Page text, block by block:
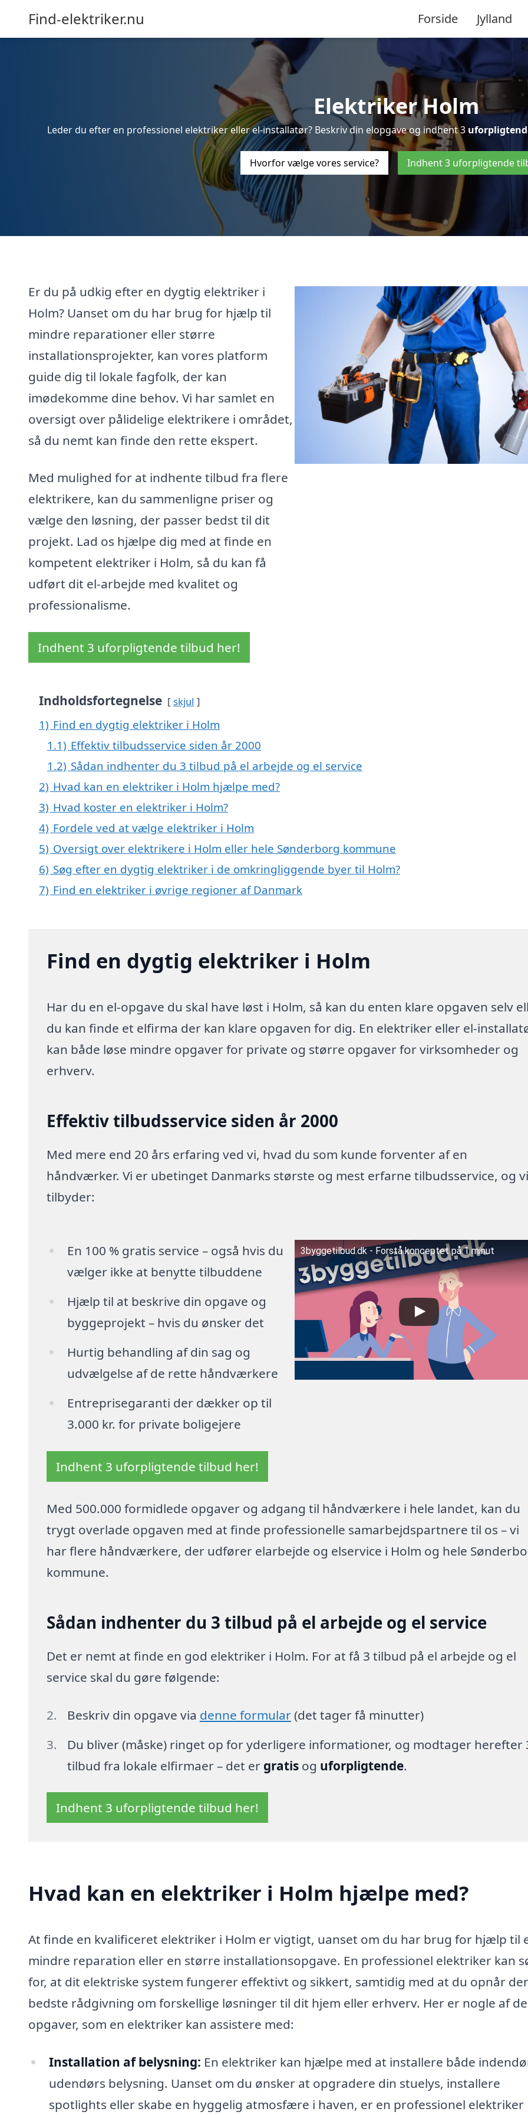
Find-elektriker.nu Forside Jylland
Elektriker Holm
Leder du efter en professionel elektriker eller el-installatør? Beskriv din elopgave og indhent 3
Hvorfor vælge vores service? Indhent 3 uforpligtende
Er du på udkig efter en dygtig elektriker i
Holm? Uanset om du har brug for hjælp til
mindre reparationer eller større
installationsprojekter, kan vores platform
guide dig til lokale fagfolk, der kan
imødekomme dine behov. Vi har samlet en
oversigt over pålidelige elektrikere i området,
så du nemt kan finde den rette ekspert.
Med mulighed for at indhente tilbud fra flere
elektrikere, kan du sammenligne priser og
vælge den løsning, der passer bedst til dit
projekt. Lad os hjælpe dig med at finde en
kompetent elektriker i Holm, så du kan få
udført dit el-arbejde med kvalitet og
professionalisme.
Indhent 3 uforpligtende tilbud her!
Indholdsfortegnelse skjul
1) Find en dygtig elektriker i Holm
1.1) Effektiv tilbudsservice siden år 2000
1.2) Sådan indhenter du 3 tilbud på el arbejde og el service
2) Hvad kan en elektriker i Holm hjælpe med?
3) Hvad koster en elektriker i Holm?
4) Fordele ved at vælge elektriker i Holm
5) Oversigt over elektrikere i Holm eller hele Sønderborg kommune
6) Søg efter en dygtig elektriker i de omkringliggende byer til Holm?
7) Find en elektriker i øvrige regioner af Danmark
Find en dygtig elektriker i Holm
Har du en el-opgave du skal have løst i Holm, så kan du enten klare opgaven selv
du kan finde et elfirma der kan klare opgaven for dig. En elektriker eller el-
kan både løse mindre opgaver for private og større opgaver for virksomheder og
erhverv.
Effektiv tilbudsservice siden år 2000
Med mere end 20 års erfaring ved vi, hvad du som kunde forventer af en
håndværker. Vi er ubetinget Danmarks største og mest erfarne tilbudsservice, og
tilbyder:
En 100 % gratis service – også hvis du
vælger ikke at benytte tilbuddene
Hjælp til at beskrive din opgave og
byggeprojekt – hvis du ønsker det
Hurtig behandling af din sag og
udvælgelse af de rette håndværkere
Entreprisegaranti der dækker op til
3.000 kr. for private boligejere
3byggetilbud.dk - Forstå konceptet på 1 minut
Indhent 3 uforpligtende tilbud her!
Med 500.000 formidlede opgaver og adgang til håndværkere i hele landet, kan du
trygt overlade opgaven med at finde professionelle samarbejdspartnere til os – vi
har flere håndværkere, der udfører elarbejde og elservice i Holm og hele
kommune.
Sådan indhenter du 3 tilbud på el arbejde og el service
Det er nemt at finde en god elektriker i Holm. For at få 3 tilbud på el arbejde og el
service skal du gøre følgende:
Beskriv din opgave via denne formular(det tager få minutter)
Du bliver (måske) ringet op for yderligere informationer, og modtager herefter
tilbud fra lokale elfirmaer – det er gratisog uforpligtende.
Indhent 3 uforpligtende tilbud her!
Hvad kan en elektriker i Holm hjælpe med?
At finde en kvalificeret elektriker i Holm er vigtigt, uanset om du har brug for hjælp til
mindre reparation eller en større installationsopgave. En professionel elektriker kan
for, at dit elektriske system fungerer effektivt og sikkert, samtidig med at du opnår
bedste rådgivning om forskellige løsninger til dit hjem eller erhverv. Her er nogle af de
opgaver, som en elektriker kan assistere med:
Installation af belysning: En elektriker kan hjælpe med at installere både
udendørs belysning. Uanset om du ønsker at opgradere din stuelys, installere
spotlights eller skabe en hyggelig atmosfære i haven, er en professionel elektriker